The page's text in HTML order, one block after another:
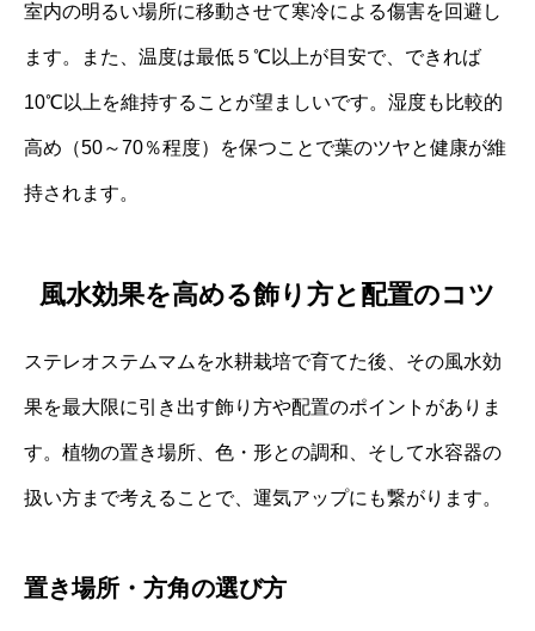
室内の明るい場所に移動させて寒冷による傷害を回避し
ます。また、温度は最低５℃以上が目安で、できれば
10℃以上を維持することが望ましいです。湿度も比較的
高め（50～70％程度）を保つことで葉のツヤと健康が維
持されます。
風水効果を高める飾り方と配置のコツ
ステレオステムマムを水耕栽培で育てた後、その風水効
果を最大限に引き出す飾り方や配置のポイントがありま
す。植物の置き場所、色・形との調和、そして水容器の
扱い方まで考えることで、運気アップにも繋がります。
置き場所・方角の選び方